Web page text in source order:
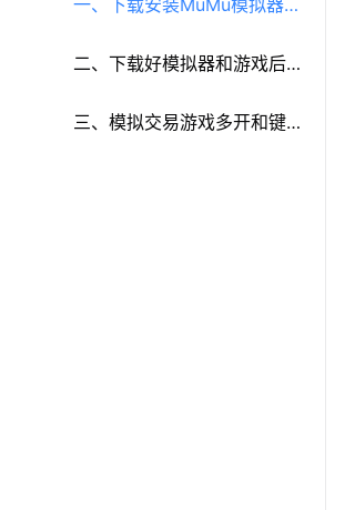
一、下载安装MuMu模拟器和
《模拟交易》
二、下载好模拟器和游戏后
再参考以下步骤进行设置：
三、模拟交易游戏多开和键